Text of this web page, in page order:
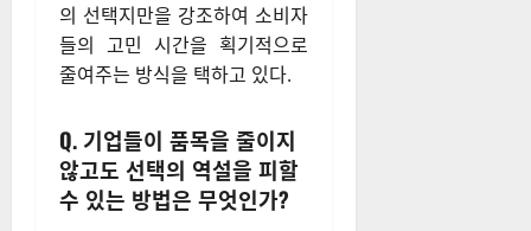
의 선택지만을 강조하여 소비자
들의 고민 시간을 획기적으로
줄여주는 방식을 택하고 있다.
Q. 기업들이 품목을 줄이지
않고도 선택의 역설을 피할
수 있는 방법은 무엇인가?